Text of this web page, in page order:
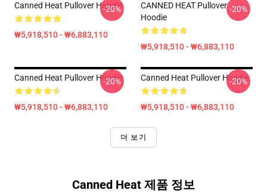
Canned Heat Pullover Hoodie
₩5,918,510 - ₩6,883,110
-20%
CANNED HEAT Pullover
Hoodie
₩5,918,510 - ₩6,883,110
-20%
Canned Heat Pullover Hoodie
₩5,918,510 - ₩6,883,110
-20% Canned Heat Pullover Hoodie
₩5,918,510 - ₩6,883,110
-20%
더 보기
Canned Heat 제품 정보